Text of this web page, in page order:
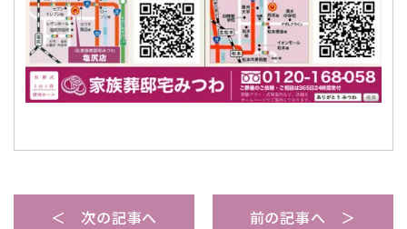
＜ 次の記事へ 前の記事へ ＞